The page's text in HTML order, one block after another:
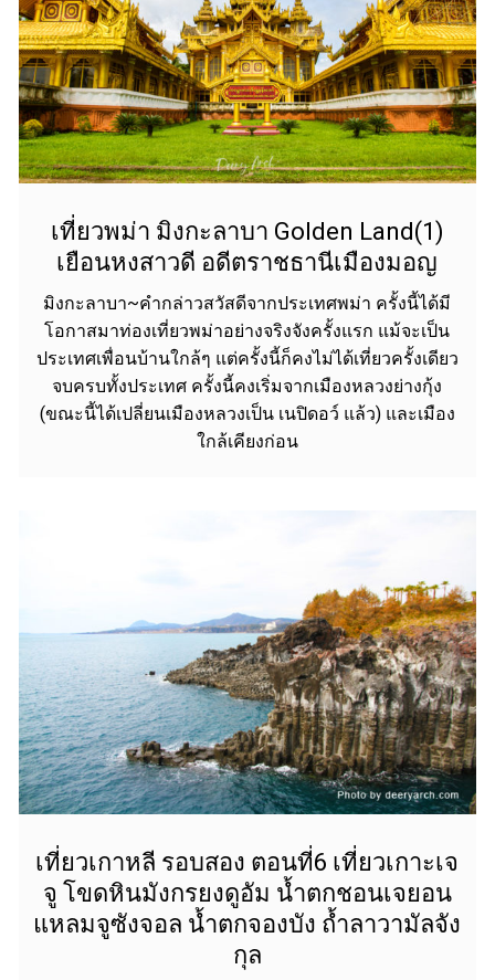
เที่ยวพม่า มิงกะลาบา Golden Land(1)
เยือนหงสาวดี อดีตราชธานีเมืองมอญ
มิงกะลาบา~คำกล่าวสวัสดีจากประเทศพม่า ครั้งนี้ได้มี
โอกาสมาท่องเที่ยวพม่าอย่างจริงจังครั้งแรก แม้จะเป็น
ประเทศเพื่อนบ้านใกล้ๆ แต่ครั้งนี้ก็คงไม่ได้เที่ยวครั้งเดียว
จบครบทั้งประเทศ ครั้งนี้คงเริ่มจากเมืองหลวงย่างกุ้ง
(ขณะนี้ได้เปลี่ยนเมืองหลวงเป็น เนปิดอว์ แล้ว) และเมือง
ใกล้เคียงก่อน
เที่ยวเกาหลี รอบสอง ตอนที่6 เที่ยวเกาะเจ
จู โขดหินมังกรยงดูอัม น้ำตกชอนเจยอน
แหลมจูซังจอล น้ำตกจองบัง ถ้ำลาวามัลจัง
กุล